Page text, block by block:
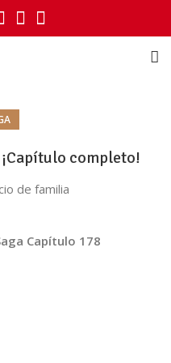
completo!
Capítulo 178